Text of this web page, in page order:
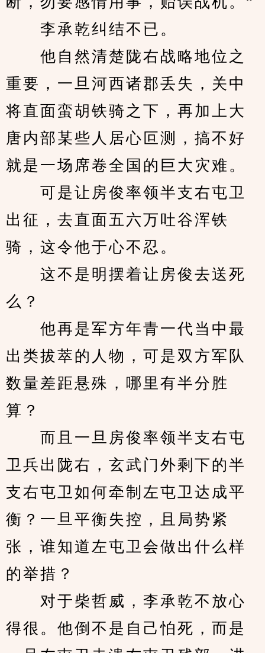
李承乾纠结不已。
他自然清楚陇右战略地位之
重要，一旦河西诸郡丢失，关中
将直面蛮胡铁骑之下，再加上大
唐内部某些人居心叵测，搞不好
就是一场席卷全国的巨大灾难。
可是让房俊率领半支右屯卫
出征，去直面五六万吐谷浑铁
骑，这令他于心不忍。
这不是明摆着让房俊去送死
么？
他再是军方年青一代当中最
出类拔萃的人物，可是双方军队
数量差距悬殊，哪里有半分胜
算？
而且一旦房俊率领半支右屯
卫兵出陇右，玄武门外剩下的半
支右屯卫如何牵制左屯卫达成平
衡？一旦平衡失控，且局势紧
张，谁知道左屯卫会做出什么样
的举措？
对于柴哲威，李承乾不放心
得很。他倒不是自己怕死，而是